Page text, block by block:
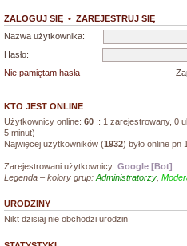
ZALOGUJ SIĘ • ZAREJESTRUJ SIĘ
Nazwa użytkownika:
Hasło:
Nie pamiętam hasła
KTO JEST ONLINE
Użytkownicy online: 60 :: 1 zarejestrowany, 0
5 minut)
Najwięcej użytkowników (1932) było online pn
Zarejestrowani użytkownicy: Google [Bot]
Legenda – kolory grup: Administratorzy
URODZINY
Nikt dzisiaj nie obchodzi urodzin